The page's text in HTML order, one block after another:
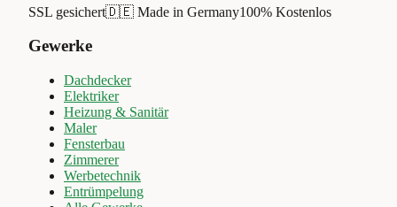
SSL gesichert🇩🇪 Made in Germany100% Kostenlos
Gewerke
Dachdecker
Elektriker
Heizung & Sanitär
Maler
Fensterbau
Zimmerer
Werbetechnik
Entrümpelung